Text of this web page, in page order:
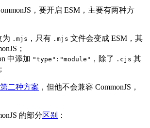
，要开启 ESM，主要有两种方
为 .mjs ，只有 .mjs 文件会变成 ESM，其
；
中添加 "type":"module" ，除了 .cjs 其
第二种方案 ，但他不会兼容 CommonJS，
的部分区别 ：